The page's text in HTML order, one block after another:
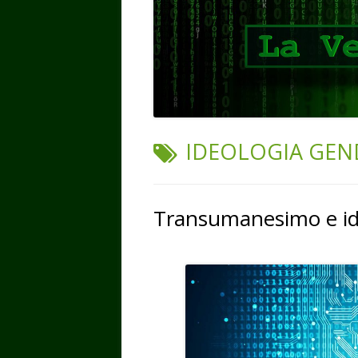
TAG:
IDEOLOGIA
Transumanesimo e